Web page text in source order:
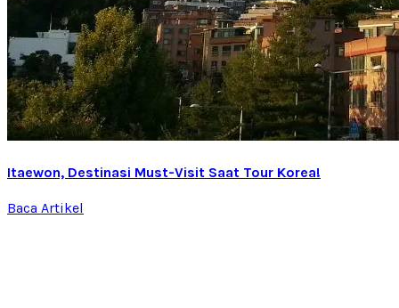
Itaewon, Destinasi Must-Visit Saat Tour Korea!
Baca Artikel